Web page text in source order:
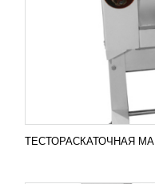
ТЕСТОРАСКАТОЧНАЯ
Тестораскаточная
тестораскаточная
предназначена для
последующего...
ПОДРОБНЕЕ